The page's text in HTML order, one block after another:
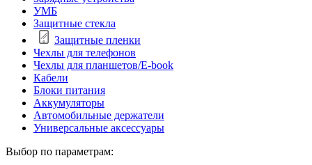
УМБ
Защитные стекла
Защитные пленки
Чехлы для телефонов
Чехлы для планшетов/E-book
Кабели
Блоки питания
Аккумуляторы
Автомобильные держатели
Универсальные аксессуары
Выбор по параметрам: